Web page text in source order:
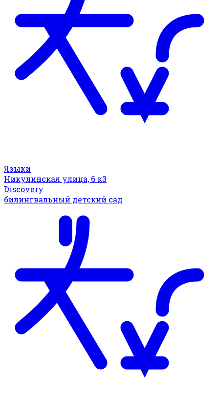
Языки
Никулинская улица, 6 к3
Discovery
билингвальный детский сад